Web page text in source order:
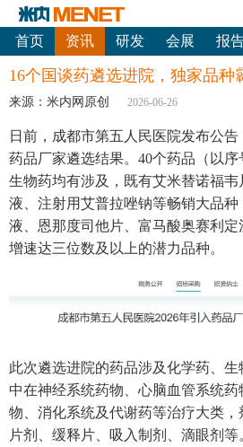
首页 资讯 研发 会展 报
16个国谈药遴选进院，独家品种
来源：米内网原创 2026-06-26
日前，成都市第五人民医院发布公告
药品厂家遴选结果。40个药品（以序
生物药均有涉及，既有艾米替诺福
液、注射用艾普拉唑钠等畅销大品
液、恩那度司他片、富马酸奥赛利定
增速达三位数及以上的潜力品种。
此次遴选进院的药品涉及化学药、
中在神经系统药物、心脑血管系统
物、消化系统及代谢药等治疗大类，
片剂、缓释片、吸入制剂、滴眼剂等